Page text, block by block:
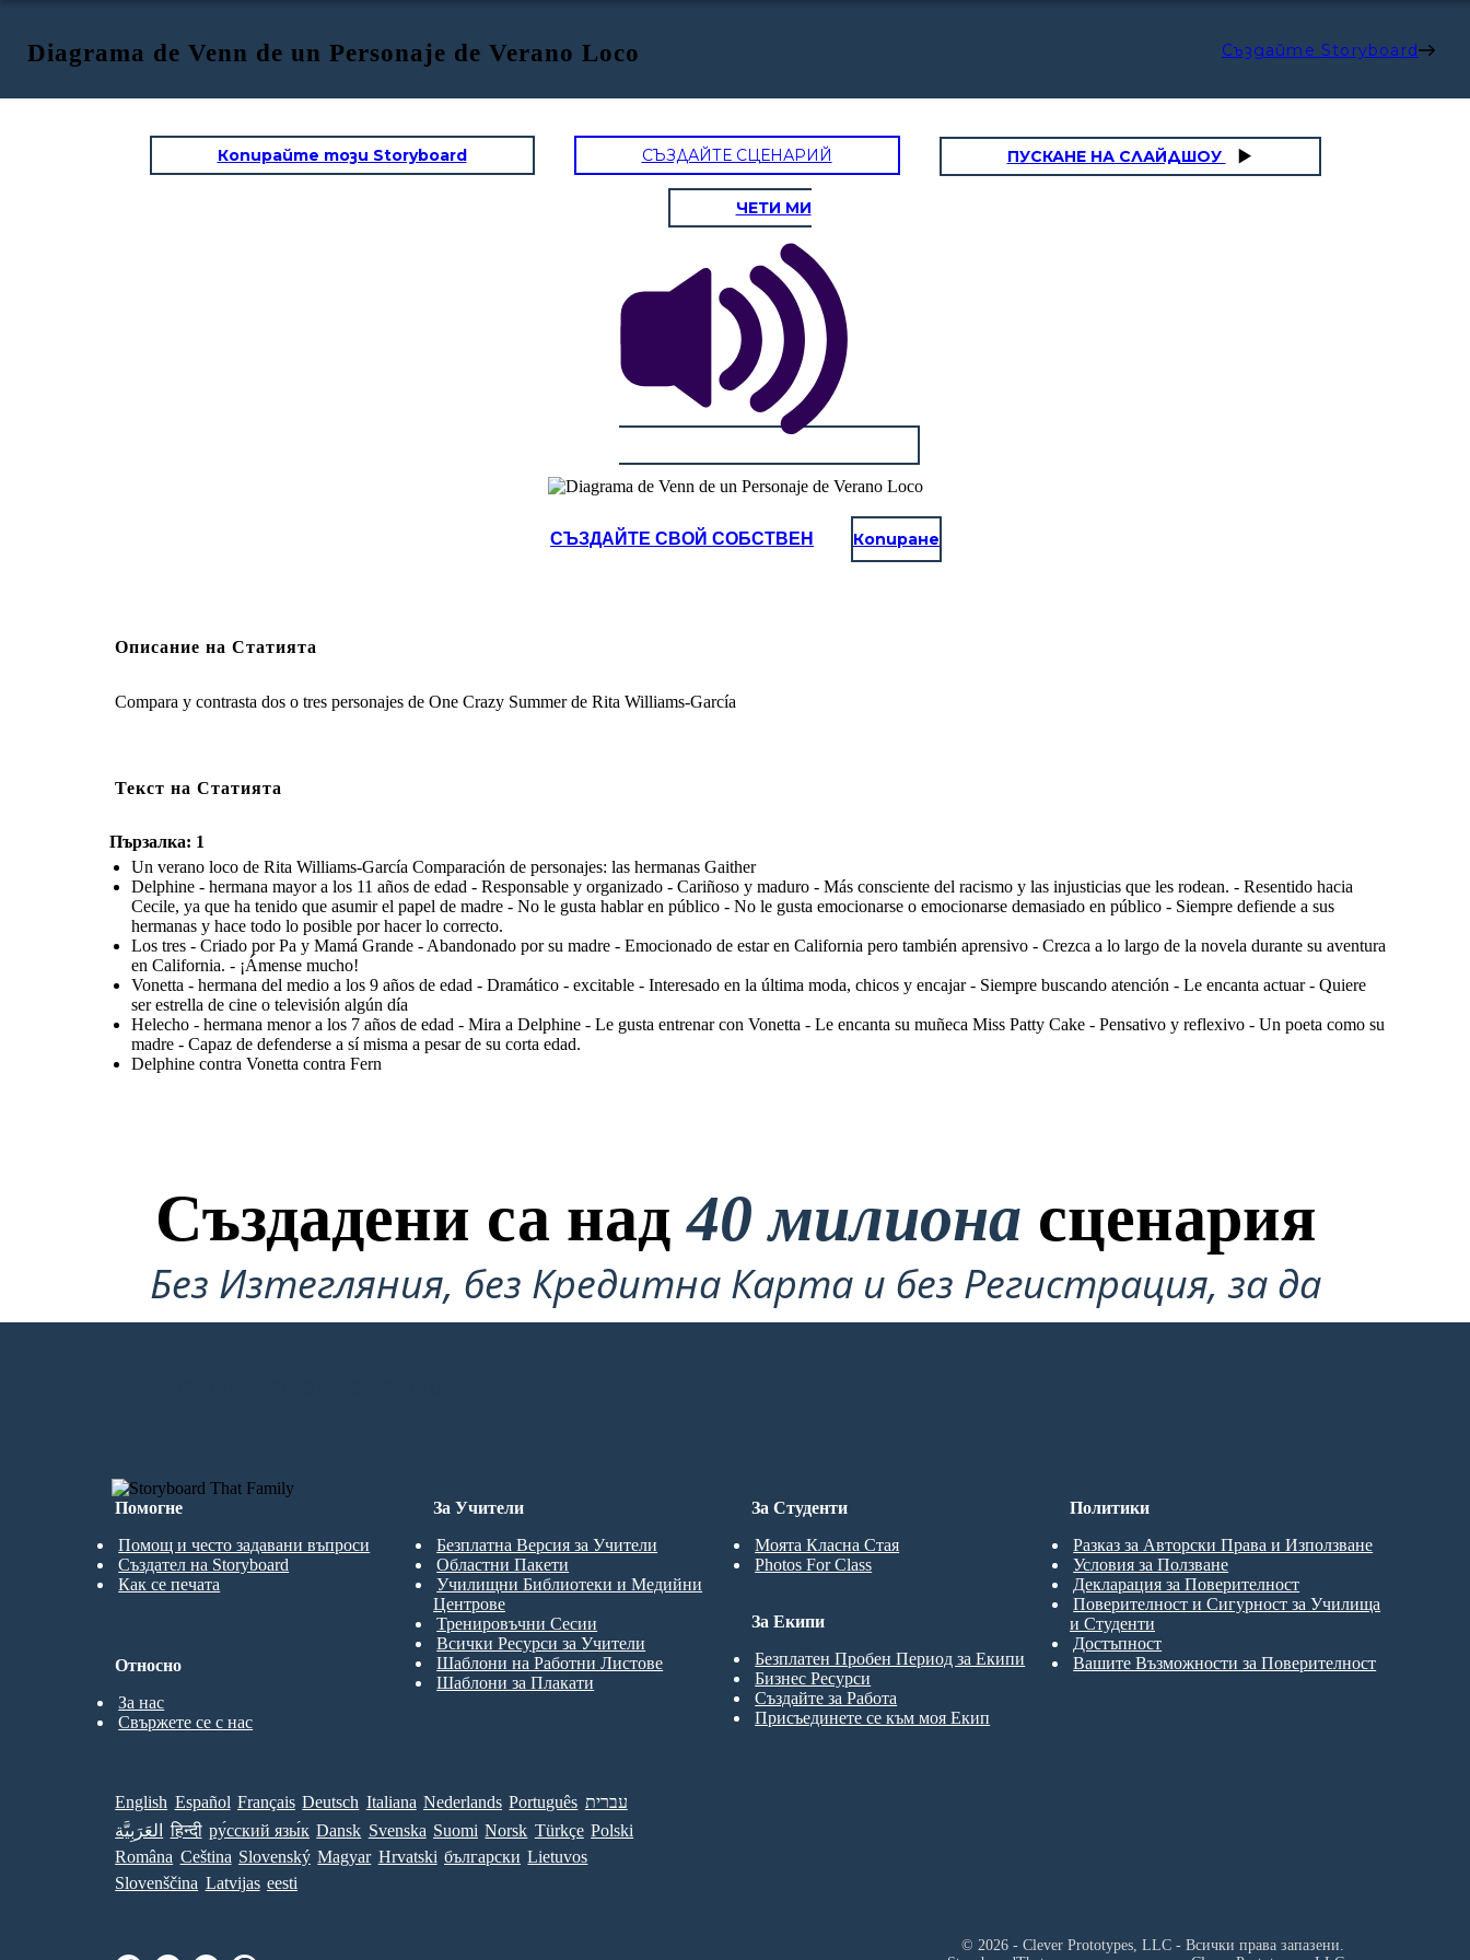
Diagrama de Venn de un Personaje de Verano Loco Създайте Storyboard
Копирайте този Storyboard СЪЗДАЙТЕ СЦЕНАРИЙ ПУСКАНЕ НА СЛАЙДШОУ
ЧЕТИ МИ
СЪЗДАЙТЕ СВОЙ СОБСТВЕН Копиране
Описание на Статията
Compara y contrasta dos o tres personajes de One Crazy Summer de Rita Williams-García
Текст на Статията
Пързалка: 1
Un verano loco de Rita Williams-García Comparación de personajes: las hermanas Gaither
Delphine - hermana mayor a los 11 años de edad - Responsable y organizado - Cariñoso y maduro - Más consciente del racismo y las injusticias que les rodean. - Resentido hacia
Cecile, ya que ha tenido que asumir el papel de madre - No le gusta hablar en público - No le gusta emocionarse o emocionarse demasiado en público - Siempre defiende a sus
hermanas y hace todo lo posible por hacer lo correcto.
Los tres - Criado por Pa y Mamá Grande - Abandonado por su madre - Emocionado de estar en California pero también aprensivo - Crezca a lo largo de la novela durante su aventura
en California. - ¡Ámense mucho!
Vonetta - hermana del medio a los 9 años de edad - Dramático - excitable - Interesado en la última moda, chicos y encajar - Siempre buscando atención - Le encanta actuar - Quiere
ser estrella de cine o televisión algún día
Helecho - hermana menor a los 7 años de edad - Mira a Delphine - Le gusta entrenar con Vonetta - Le encanta su muñeca Miss Patty Cake - Pensativo y reflexivo - Un poeta como su
madre - Capaz de defenderse a sí misma a pesar de su corta edad.
Delphine contra Vonetta contra Fern
Създадени са над40 милиона сценария
Без Изтегляния, без Кредитна Карта и без Регистрация, за да
Опитате!
Помогне
Помощ и често задавани въпроси
Създател на Storyboard
Как се печата
За Студенти
Моята Класна Стая
Photos For Class
За Учители
Безплатна Версия за Учители
Областни Пакети
Училищни Библиотеки и Медийни
Центрове
Тренировъчни Сесии
Всички Ресурси за Учители
Шаблони на Работни Листове
Шаблони за Плакати
За Екипи
Безплатен Пробен Период за Екипи
Бизнес Ресурси
Създайте за Работа
Присъединете се към моя Екип
Относно
За нас
Свържете се с нас
Политики
Разказ за Авторски Права и Използване
Условия за Ползване
Декларация за Поверителност
Поверителност и Сигурност за Училища
и Студенти
Достъпност
Вашите Възможности за Поверителност
English Español Français Deutsch Italiana Nederlands Português עברית
العَرَبِيَّة
हिन्दी ру́сский язы́к Dansk Svenska Suomi Norsk Türkçe Polski
Româna Ceština Slovenský Magyar Hrvatski български Lietuvos
Slovenščina Latvijas eesti
© 2026 - Clever Prototypes, LLC - Всички права запазени.